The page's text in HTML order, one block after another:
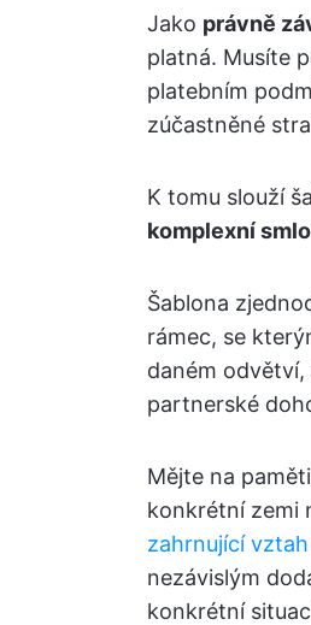
Jako právně
platná. Musíte
platebním
zúčastněné
K tomu slouží
komplexní
Šablona
rámec, se
daném odvětví,
partnerské
Mějte na
konkrétní zemi
zahrnující
nezávislým
konkrétní